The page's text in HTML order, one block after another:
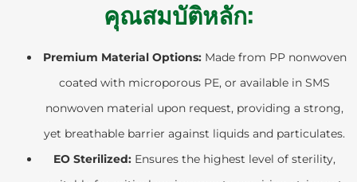
คุณสมบัติหลัก:
Premium Material Options:Made from PP nonwoven
coated with microporous PE, or available in SMS
nonwoven material upon request, providing a strong,
yet breathable barrier against liquids and particulates.
EO Sterilized: Ensures the highest level of sterility,